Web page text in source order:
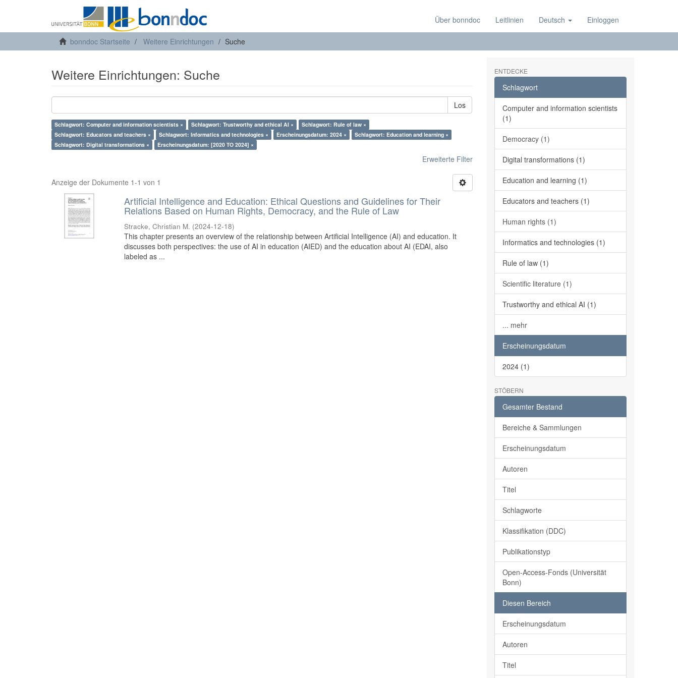
Über bonndoc Leitlinien Deutsch Einloggen
bonndoc Startseite Weitere Einrichtungen Suche
Weitere Einrichtungen: Suche
Los
Schlagwort: Computer and information scientists × Schlagwort: Trustworthy and ethical AI ×
Schlagwort: Rule of law ×
Schlagwort: Educators and teachers ×
Schlagwort: Informatics and technologies × Erscheinungsdatum: 2024 ×
Schlagwort: Education and learning ×
Schlagwort: Digital transformations ×
Erscheinungsdatum: [2020 TO 2024] ×
Erweiterte Filter
Anzeige der Dokumente 1-1 von 1
Artificial Intelligence and Education: Ethical Questions and Guidelines for Their
Relations Based on Human Rights, Democracy, and the Rule of Law
Stracke, Christian M. (2024-12-18)
This chapter presents an overview of the relationship between Artificial Intelligence (AI) and education. It
discusses both perspectives: the use of AI in education (AIED) and the education about AI (EDAI, also
labeled as ...
ENTDECKE
Schlagwort
Computer and information scientists
(1)
Democracy (1)
Digital transformations (1)
Education and learning (1)
Educators and teachers (1)
Human rights (1)
Informatics and technologies (1)
Rule of law (1)
Scientific literature (1)
Trustworthy and ethical AI (1)
... mehr
Erscheinungsdatum
2024 (1)
STÖBERN
Gesamter Bestand
Bereiche & Sammlungen
Erscheinungsdatum
Autoren
Titel
Schlagworte
Klassifikation (DDC)
Publikationstyp
Open-Access-Fonds (Universität
Bonn)
Diesen Bereich
Erscheinungsdatum
Autoren
Titel